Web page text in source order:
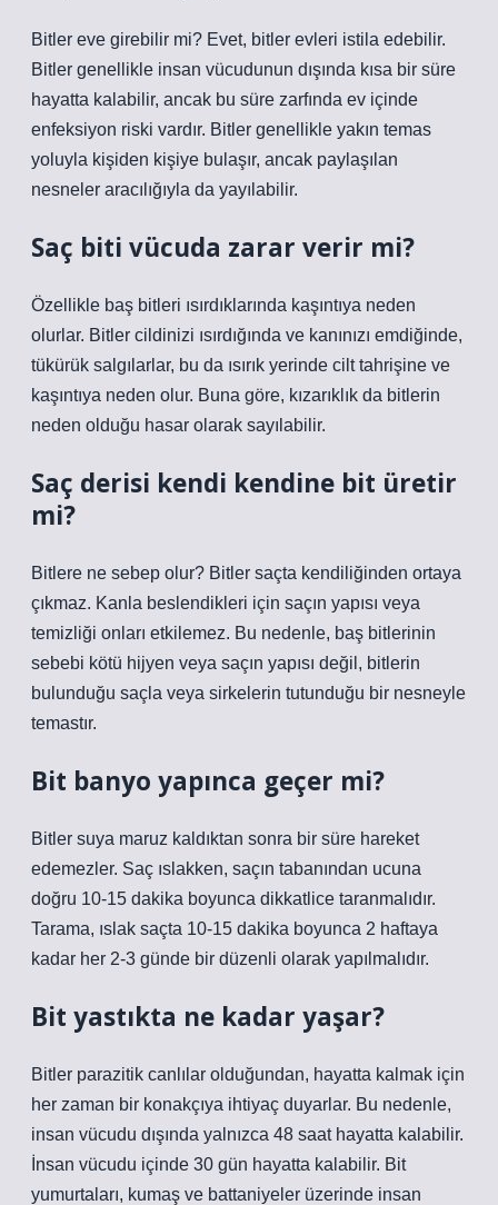
Bitler eve girebilir mi? Evet, bitler evleri istila edebilir.
Bitler genellikle insan vücudunun dışında kısa bir süre
hayatta kalabilir, ancak bu süre zarfında ev içinde
enfeksiyon riski vardır. Bitler genellikle yakın temas
yoluyla kişiden kişiye bulaşır, ancak paylaşılan
nesneler aracılığıyla da yayılabilir.
Saç biti vücuda zarar verir mi?
Özellikle baş bitleri ısırdıklarında kaşıntıya neden
olurlar. Bitler cildinizi ısırdığında ve kanınızı emdiğinde,
tükürük salgılarlar, bu da ısırık yerinde cilt tahrişine ve
kaşıntıya neden olur. Buna göre, kızarıklık da bitlerin
neden olduğu hasar olarak sayılabilir.
Saç derisi kendi kendine bit üretir
mi?
Bitlere ne sebep olur? Bitler saçta kendiliğinden ortaya
çıkmaz. Kanla beslendikleri için saçın yapısı veya
temizliği onları etkilemez. Bu nedenle, baş bitlerinin
sebebi kötü hijyen veya saçın yapısı değil, bitlerin
bulunduğu saçla veya sirkelerin tutunduğu bir nesneyle
temastır.
Bit banyo yapınca geçer mi?
Bitler suya maruz kaldıktan sonra bir süre hareket
edemezler. Saç ıslakken, saçın tabanından ucuna
doğru 10-15 dakika boyunca dikkatlice taranmalıdır.
Tarama, ıslak saçta 10-15 dakika boyunca 2 haftaya
kadar her 2-3 günde bir düzenli olarak yapılmalıdır.
Bit yastıkta ne kadar yaşar?
Bitler parazitik canlılar olduğundan, hayatta kalmak için
her zaman bir konakçıya ihtiyaç duyarlar. Bu nedenle,
insan vücudu dışında yalnızca 48 saat hayatta kalabilir.
İnsan vücudu içinde 30 gün hayatta kalabilir. Bit
yumurtaları, kumaş ve battaniyeler üzerinde insan